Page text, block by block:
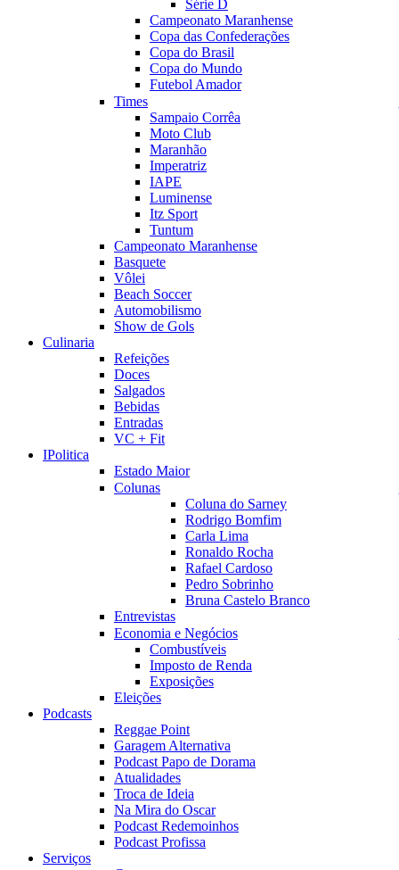
Série D
Campeonato Maranhense
Copa das Confederações
Copa do Brasil
Copa do Mundo
Futebol Amador
Times
Sampaio Corrêa
Moto Club
Maranhão
Imperatriz
IAPE
Luminense
Itz Sport
Tuntum
Campeonato Maranhense
Basquete
Vôlei
Beach Soccer
Automobilismo
Show de Gols
Culinaria
Refeições
Doces
Salgados
Bebidas
Entradas
VC + Fit
IPolitica
Estado Maior
Colunas
Coluna do Sarney
Rodrigo Bomfim
Carla Lima
Ronaldo Rocha
Rafael Cardoso
Pedro Sobrinho
Bruna Castelo Branco
Entrevistas
Economia e Negócios
Combustíveis
Imposto de Renda
Exposições
Eleições
Podcasts
Reggae Point
Garagem Alternativa
Podcast Papo de Dorama
Atualidades
Troca de Ideia
Na Mira do Oscar
Podcast Redemoinhos
Podcast Profissa
Serviços